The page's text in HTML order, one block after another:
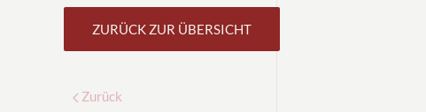
ZURÜCK ZUR ÜBERSICHT
Zurück